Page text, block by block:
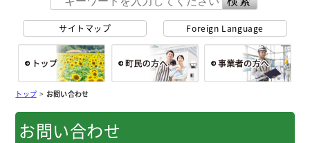
サイトマップ Foreign Language
トップ>お問い合わせ
お問い合わせ